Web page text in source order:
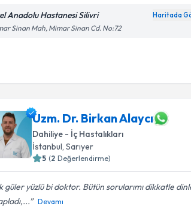
Anadolu Hastanesi Silivri Haritada
Sinan Mah, Mimar Sinan Cd. No:72
Uzm. Dr. Birkan Alaycı
Dahiliye - İç Hastalıkları
İstanbul , Sarıyer
5 (2 Değerlendirme)
güler yüzlü bi doktor. Bütün sorularımı dikkatle
Devamı